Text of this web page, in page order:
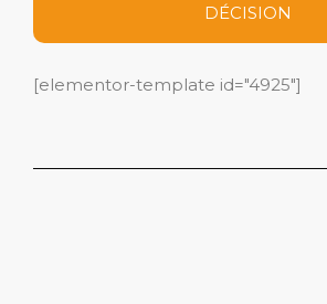
DÉCISION
[elementor-template id="4925"]